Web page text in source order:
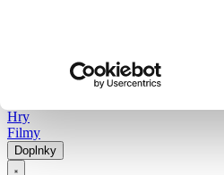
Hry
Filmy
Doplnky